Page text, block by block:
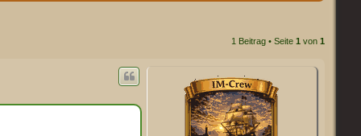
1 Beitrag • Seite 1 von 1